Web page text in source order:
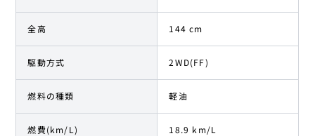
全高 144 cm
駆動方式 2WD(FF)
燃料の種類 軽油
燃費(km/L) 18.9 km/L